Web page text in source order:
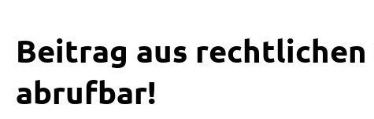
Beitrag aus
abrufbar!